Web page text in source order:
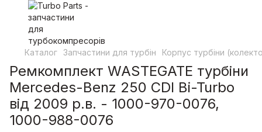
Каталог Запчастини для турбін Корпус турбіни
Ремкомплект WASTEGATE турбіни
Mercedes-Benz 250 CDI Bi-Turbo
від 2009 р.в. - 1000-970-0076,
1000-988-0076